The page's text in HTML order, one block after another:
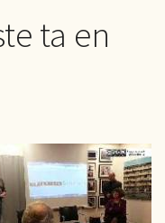
ta en